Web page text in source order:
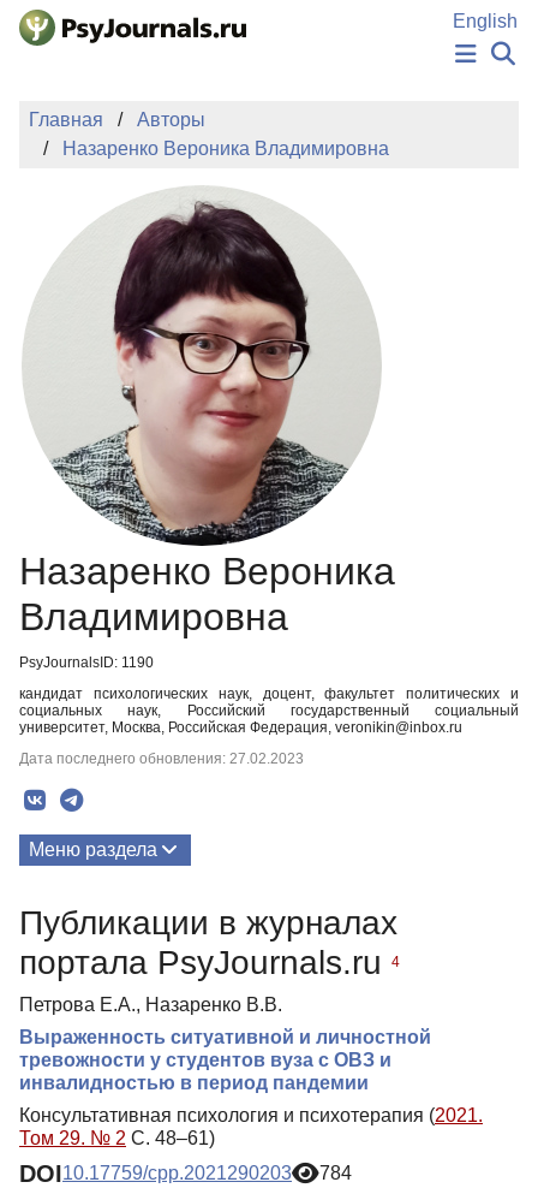
Перейти к основному содержанию
English
ИЗДАНИЯ
АВТОРЫ
ПОДАТЬ РУКОПИСЬ
БАЗА ЗНАНИЙ
КЛЮЧЕВЫЕ СЛОВА
Регистрация
Главная
Авторы
Назаренко Вероника Владимировна
Назаренко Вероника
Владимировна
PsyJournalsID: 1190
кандидат психологических наук, доцент, факультет политических и
социальных наук, Российский государственный социальный
университет, Москва, Российская Федерация, veronikin@inbox.ru
Дата последнего обновления: 27.02.2023
Меню раздела
Публикации в журналах
портала PsyJournals.ru
4
Петрова Е.А., Назаренко В.В.
Выраженность ситуативной и личностной
тревожности у студентов вуза с ОВЗ и
инвалидностью в период пандемии
Консультативная психология и психотерапия (2021.
Том 29. № 2 С. 48–61)
DOI10.17759/cpp.2021290203 784